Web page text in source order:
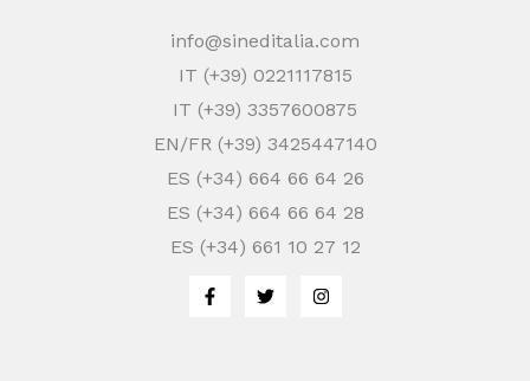
info@sineditalia.com
IT (+39) 0221117815
IT (+39) 3357600875
EN/FR (+39) 3425447140
ES (+34) 664 66 64 26
ES (+34) 664 66 64 28
ES (+34) 661 10 27 12